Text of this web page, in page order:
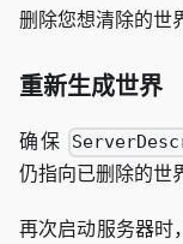
删除您想清除的世
重新生成世界
确保
仍指向已删除的世
再次启动服务器